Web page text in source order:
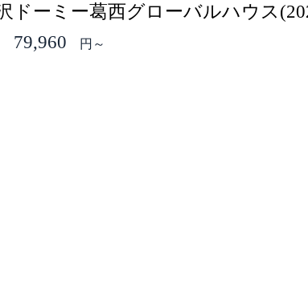
ドーミー葛西グローバルハウス
79,960
円～